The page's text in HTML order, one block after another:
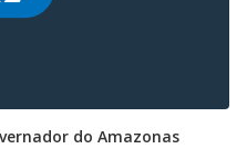
do Amazonas